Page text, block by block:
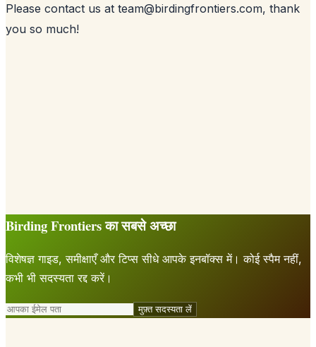
Please contact us at team@birdingfrontiers.com, thank
you so much!
Birding Frontiers का सबसे अच्छा
विशेषज्ञ गाइड, समीक्षाएँ और टिप्स सीधे आपके इनबॉक्स में। कोई स्पैम नहीं,
कभी भी सदस्यता रद्द करें।
मुफ़्त सदस्यता लें